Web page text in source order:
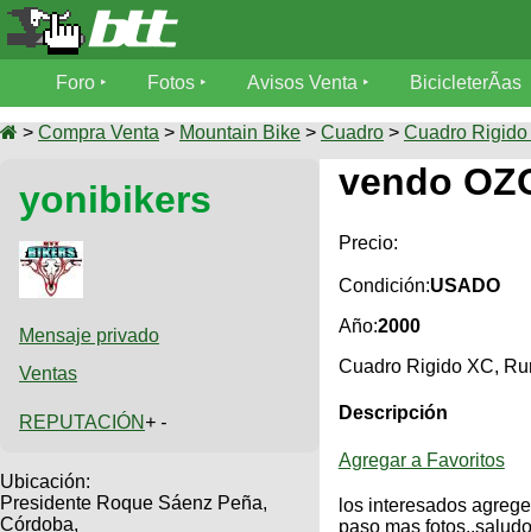
Foro
MecÃ¡nica
Fotos
SUBÃ
tu foto
Galeria
XC
Bicicletas
Viajes
Dirt
Avisos
Ventas
tu
Buscar
Fotos
BicicleterÃ­
Bicicletas
Tandem
Videos
Cicloturismo
Foro Fotos Avisos Venta BicicleterÃ­as
> Compra Venta > Mountain Bike > Cuadro > Cuadro Rigido
yonibikers
Mensaje privado
Ventas
REPUTACIÓN + -
Ubicación:
Presidente Roque Sáenz Peña,
Córdoba,
vendo
Precio:
Condición:USADO
Año:2000
Cuadro Rigido XC,
Descripción
Agregar a Favoritos
los interesados
paso mas